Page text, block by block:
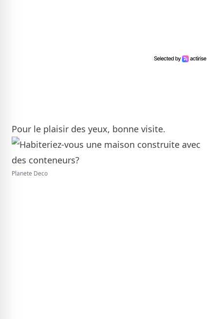
Pour le plaisir des yeux, bonne visite.
Planete Deco